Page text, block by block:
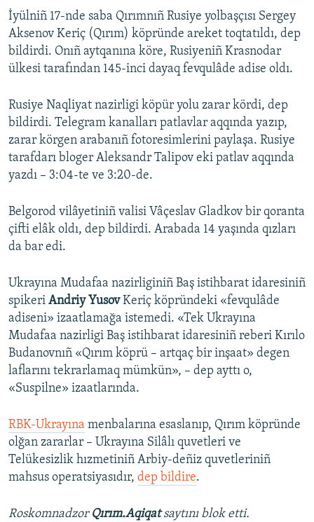
İyülniñ 17-nde saba Qırımnıñ Rusiye yolbaşçısı Sergey
Aksenov Keriç (Qırım) köpründe areket toqtatıldı, dep
bildirdi. Onıñ aytqanına köre, Rusiyeniñ Krasnodar
ülkesi tarafından 145-inci dayaq fevqulâde adise oldı.
Rusiye Naqliyat nazirligi köpür yolu zarar kördi, dep
bildirdi. Telegram kanalları patlavlar aqqında yazıp,
zarar körgen arabanıñ fotoresimlerini paylaşa. Rusiye
tarafdarı bloger Aleksandr Talipov eki patlav aqqında
yazdı – 3:04-te ve 3:20-de.
Belgorod vilâyetiniñ valisi Vâçeslav Gladkov bir qoranta
çifti elâk oldı, dep bildirdi. Arabada 14 yaşında qızları
da bar edi.
Ukrayına Mudafaa nazirliginiñ Baş istihbarat idaresiniñ
spikeri Andriy YusovKeriç köpründeki «fevqulâde
adiseni» izaatlamağa istemedi. «Tek Ukrayına
Mudafaa nazirligi Baş istihbarat idaresiniñ reberi Kırılo
Budanovnıñ «Qırım köprü – artqaç bir inşaat» degen
laflarını tekrarlamaq mümkün», – dep ayttı o,
«Suspilne» izaatlarında.
RBK-Ukrayına menbalarına esaslanıp, Qırım köpründe
olğan zararlar – Ukrayına Silâlı quvetleri ve
Telükesizlik hızmetiniñ Arbiy-deñiz quvetleriniñ
mahsus operatsiyasıdır, dep bildire.
Roskomnadzor Qırım.Aqiqatsaytını blok etti.